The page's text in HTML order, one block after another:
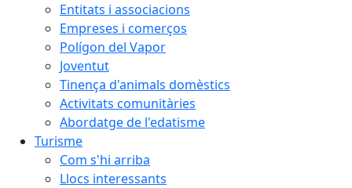
Entitats i associacions
Empreses i comerços
Polígon del Vapor
Joventut
Tinença d'animals domèstics
Activitats comunitàries
Abordatge de l'edatisme
Turisme
Com s'hi arriba
Llocs interessants